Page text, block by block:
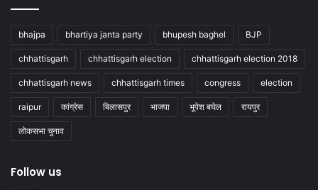
bhajpa bhartiya janta party bhupesh baghel BJP
chhattisgarh chhattisgarh election chhattisgarh election 2018
chhattisgarh news chhattisgarh times congress election
raipur कांग्रेस बिलासपुर भाजपा भूपेश बघेल रायपुर
लोकसभा चुनाव
Follow us